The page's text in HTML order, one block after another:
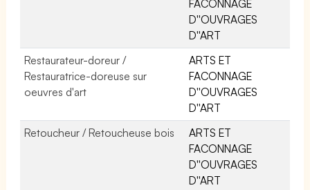
FACONNAGE
D''OUVRAGES
D''ART
Restaurateur-doreur /
Restauratrice-doreuse sur
oeuvres d'art
ARTS ET
FACONNAGE
D''OUVRAGES
D''ART
Retoucheur / Retoucheuse bois
ARTS ET
FACONNAGE
D''OUVRAGES
D''ART